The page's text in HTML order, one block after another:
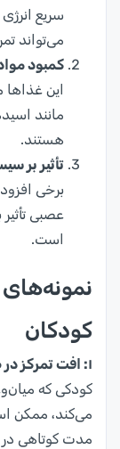
سریع
می‌تواند
کمبود
این
مانند
هستند.
تأثیر بر
برخی
عصبی
است.
کودکان
۱:
افت تمرکز
کودکی که
می‌کند، ممکن
مدت کوتاهی در